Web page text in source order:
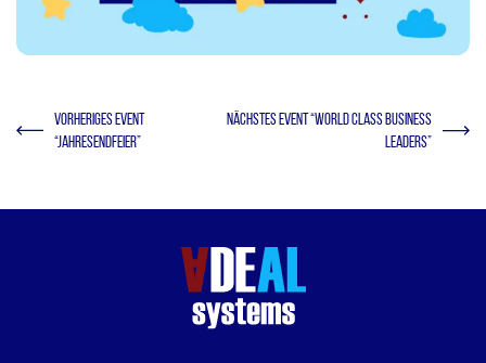
VORHERIGES EVENT
“JAHRESENDFEIER”
NÄCHSTES EVENT “WORLD CLASS BUSINESS
LEADERS”